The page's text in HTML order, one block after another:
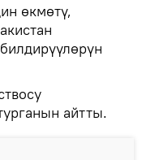
өкмөтү,
айтты.